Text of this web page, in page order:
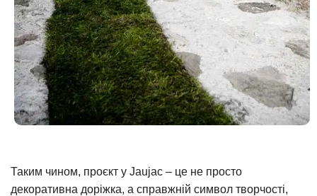
Таким чином, проєкт у Jaujac – це не просто
декоративна доріжка, а справжній символ творчості,